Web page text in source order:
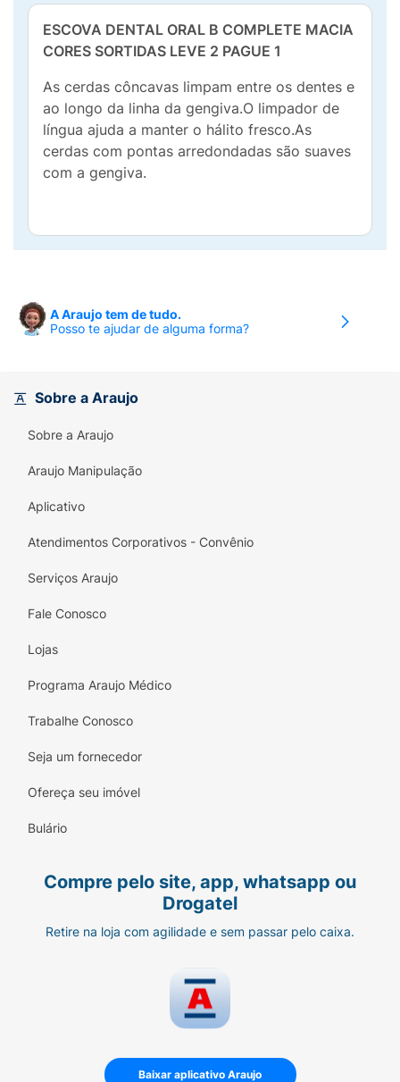
ESCOVA DENTAL ORAL B COMPLETE MACIA
CORES SORTIDAS LEVE 2 PAGUE 1
As cerdas côncavas limpam entre os dentes e
ao longo da linha da gengiva.O limpador de
língua ajuda a manter o hálito fresco.As
cerdas com pontas arredondadas são suaves
com a gengiva.
A Araujo tem de tudo.
Posso te ajudar de alguma forma?
Sobre a Araujo
Sobre a Araujo
Araujo Manipulação
Aplicativo
Atendimentos Corporativos - Convênio
Serviços Araujo
Fale Conosco
Lojas
Programa Araujo Médico
Trabalhe Conosco
Seja um fornecedor
Ofereça seu imóvel
Bulário
Compre pelo site, app, whatsapp ou
Drogatel
Retire na loja com agilidade e sem passar pelo caixa.
Baixar aplicativo Araujo